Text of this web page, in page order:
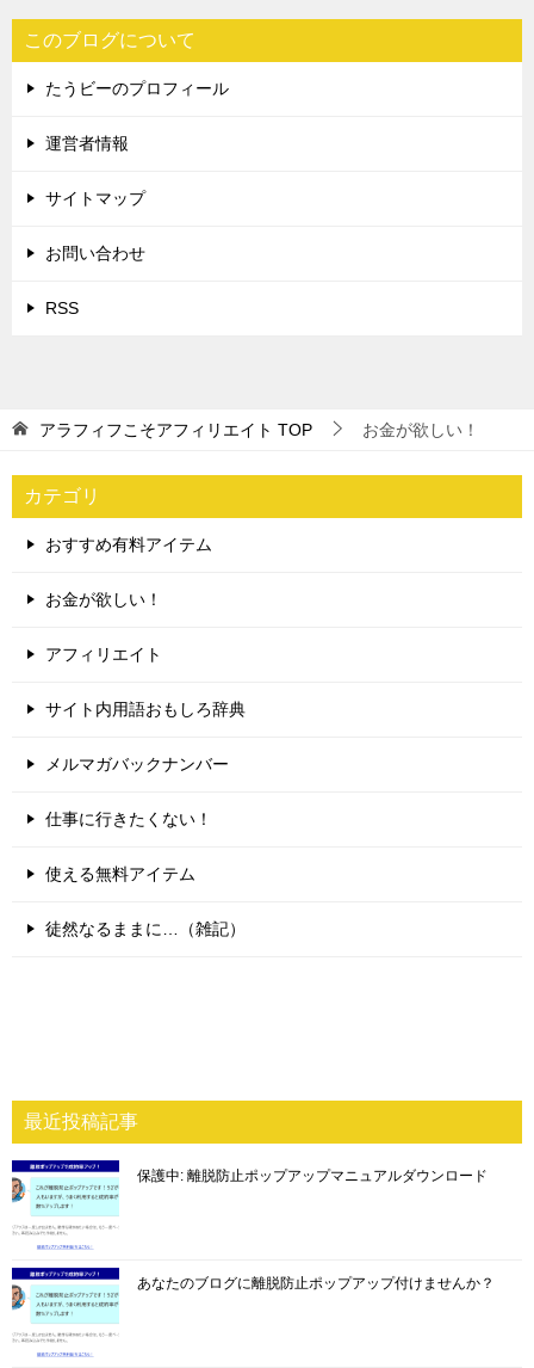
このブログについて
たうビーのプロフィール
運営者情報
サイトマップ
お問い合わせ
RSS
アラフィフこそアフィリエイト TOP お金が欲しい！
カテゴリ
おすすめ有料アイテム
お金が欲しい！
アフィリエイト
サイト内用語おもしろ辞典
メルマガバックナンバー
仕事に行きたくない！
使える無料アイテム
徒然なるままに…（雑記）
最近投稿記事
保護中: 離脱防止ポップアップマニュアルダウンロード
あなたのブログに離脱防止ポップアップ付けませんか？